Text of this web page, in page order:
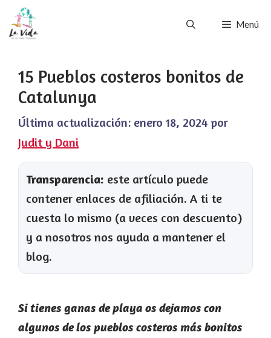
Saltar
Menú
15 Pueblos costeros bonitos de
Catalunya
Última actualización: enero 18, 2024 por
Judit y Dani
Transparencia: este artículo puede
contener enlaces de afiliación. A ti te
cuesta lo mismo (a veces con descuento)
y a nosotros nos ayuda a mantener el
blog.
Si tienes ganas de playa os dejamos con
algunos de los pueblos costeros más bonitos